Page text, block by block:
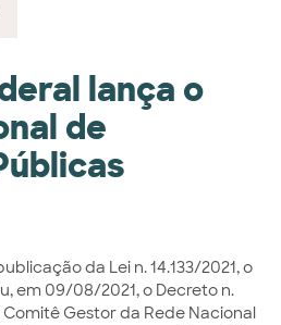
lança o
de
da Lei n. 14.133/2021, o
em 09/08/2021, o Decreto n.
Comitê Gestor da Rede Nacional